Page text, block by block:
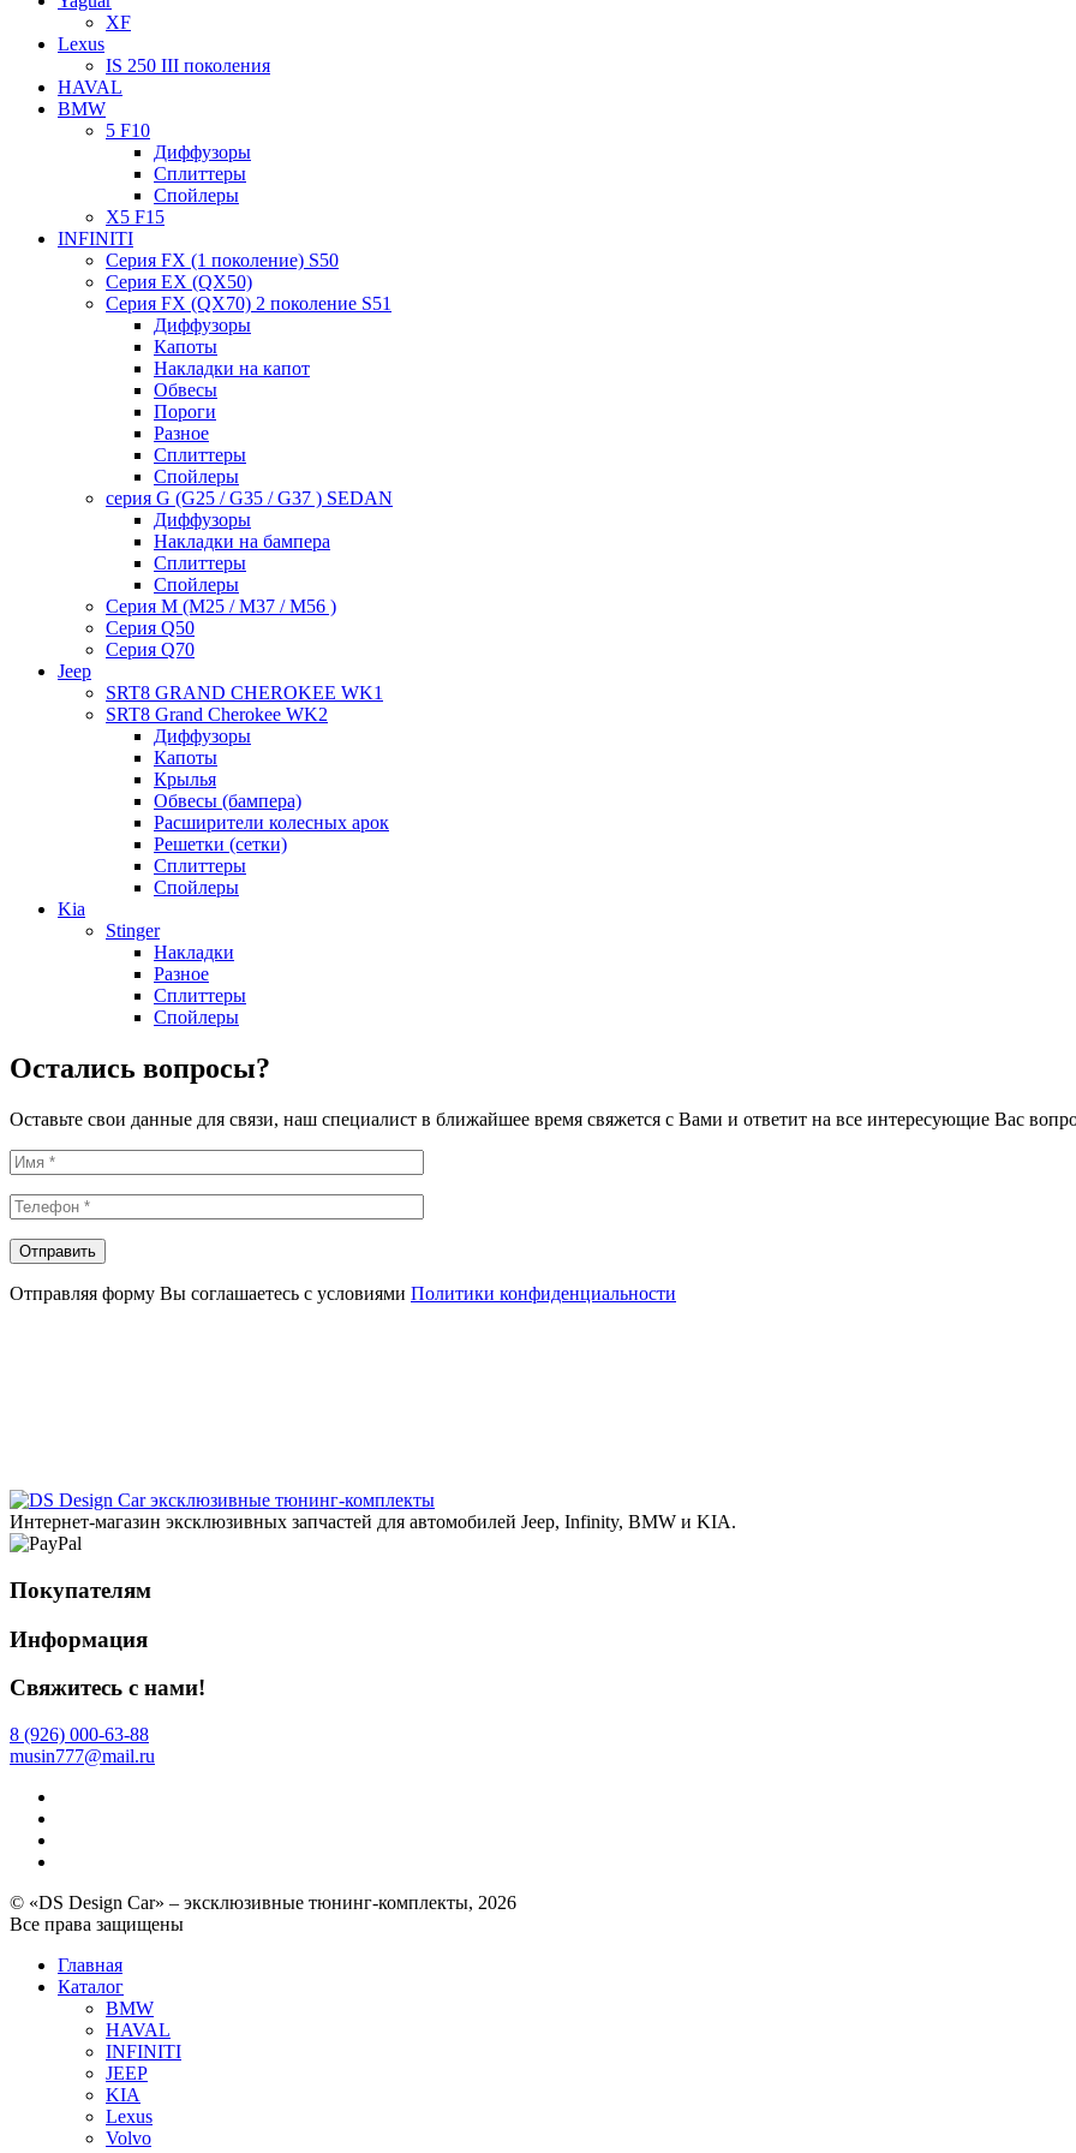
XF
Lexus
IS 250 III поколения
HAVAL
BMW
5 F10
Диффузоры
Сплиттеры
Спойлеры
X5 F15
INFINITI
Серия FX (1 поколение) S50
Серия EX (QX50)
Серия FX (QX70) 2 поколение S51
Диффузоры
Капоты
Накладки на капот
Обвесы
Пороги
Разное
Сплиттеры
Спойлеры
серия G (G25 / G35 / G37 ) SEDAN
Диффузоры
Накладки на бампера
Сплиттеры
Спойлеры
Серия M (M25 / M37 / M56 )
Серия Q50
Серия Q70
Jeep
SRT8 GRAND CHEROKEE WK1
SRT8 Grand Cherokee WK2
Диффузоры
Капоты
Крылья
Обвесы (бампера)
Расширители колесных арок
Решетки (сетки)
Сплиттеры
Спойлеры
Kia
Stinger
Накладки
Разное
Сплиттеры
Спойлеры
Остались вопросы?
Оставьте свои данные для связи, наш специалист в ближайшее время свяжется с Вами и ответит на все интересующие Вас
Отправляя форму Вы соглашаетесь с условиями Политики конфиденциальности
эксклюзивные тюнинг-комплекты
Интернет-магазин эксклюзивных запчастей для автомобилей Jeep, Infinity, BMW и KIA.
Покупателям
Информация
Свяжитесь с нами!
8 (926) 000-63-88
musin777@mail.ru
© «DS Design Car» – эксклюзивные тюнинг-комплекты, 2026
Все права защищены
Главная
Каталог
BMW
HAVAL
INFINITI
JEEP
KIA
Lexus
Volvo